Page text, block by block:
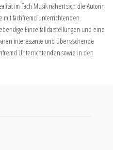
im Fach Musik nähert sich die Autorin
mit fachfremd unterrichtenden
Einzelfalldarstellungen und eine
interessante und überraschende
Unterrichtenden sowie in den